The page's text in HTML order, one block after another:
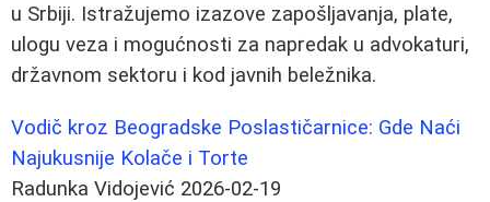
u Srbiji. Istražujemo izazove zapošljavanja, plate,
ulogu veza i mogućnosti za napredak u advokaturi,
državnom sektoru i kod javnih beležnika.
Vodič kroz Beogradske Poslastičarnice: Gde Naći
Najukusnije Kolače i Torte
Radunka Vidojević 2026-02-19